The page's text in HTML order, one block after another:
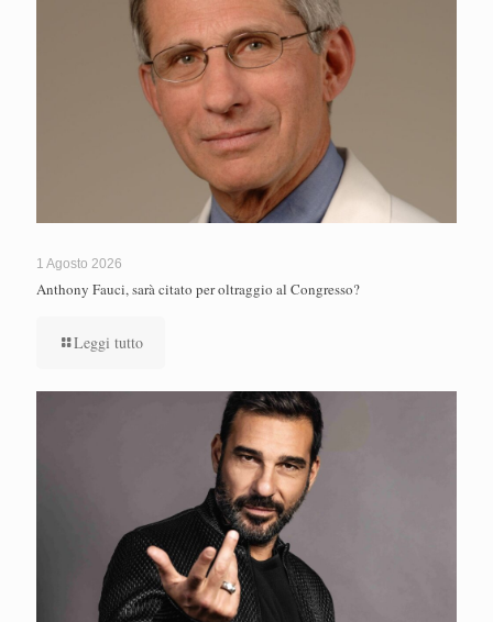
1 Agosto 2026
Anthony Fauci, sarà citato per oltraggio al Congresso?
Leggi tutto